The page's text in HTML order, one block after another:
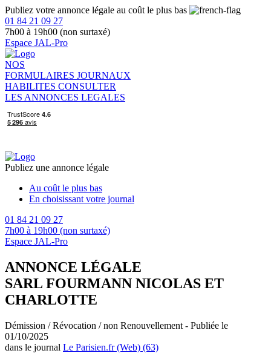
Publiez votre annonce légale au coût le plus bas
01 84 21 09 27
7h00 à 19h00 (non surtaxé)
Espace JAL-Pro
NOS
FORMULAIRES JOURNAUX
HABILITES CONSULTER
LES ANNONCES LEGALES
Publiez une annonce légale
Au coût le plus bas
En choisissant votre journal
01 84 21 09 27
7h00 à 19h00 (non surtaxé)
Espace JAL-Pro
ANNONCE LÉGALE
SARL FOURMANN NICOLAS ET
CHARLOTTE
Démission / Révocation / non Renouvellement - Publiée le
01/10/2025
dans le journal Le Parisien.fr (Web) (63)